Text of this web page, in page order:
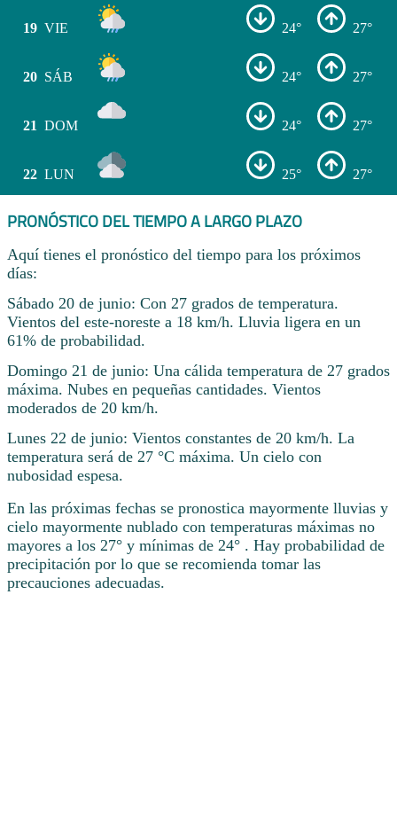
19 VIE 24° 27°
20 SÁB 24° 27°
21 DOM 24° 27°
22 LUN 25° 27°
PRONÓSTICO DEL TIEMPO A LARGO PLAZO
Aquí tienes el pronóstico del tiempo para los próximos
días:
Sábado 20 de junio: Con 27 grados de temperatura.
Vientos del este-noreste a 18 km/h. Lluvia ligera en un
61% de probabilidad.
Domingo 21 de junio: Una cálida temperatura de 27 grados
máxima. Nubes en pequeñas cantidades. Vientos
moderados de 20 km/h.
Lunes 22 de junio: Vientos constantes de 20 km/h. La
temperatura será de 27 °C máxima. Un cielo con
nubosidad espesa.
En las próximas fechas se pronostica mayormente lluvias y
cielo mayormente nublado con temperaturas máximas no
mayores a los 27° y mínimas de 24° . Hay probabilidad de
precipitación por lo que se recomienda tomar las
precauciones adecuadas.